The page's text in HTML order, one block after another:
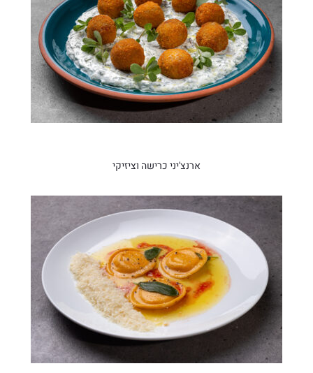
ארנצ'יני כרישה וציזיקי